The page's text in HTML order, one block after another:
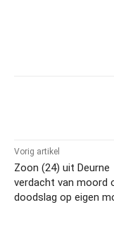
Vorig artikel
Zoon (24) uit Deurne
verdacht van moord
doodslag op eigen